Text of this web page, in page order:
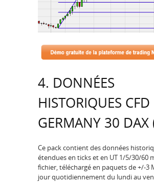
4. DONNÉES
HISTORIQUES CFD
GERMANY 30 DAX
Ce pack contient des données
étendues en ticks et en UT 1/5/30/60
fichier, téléchargé en paquets de +/-3
jour quotidiennement du lundi au